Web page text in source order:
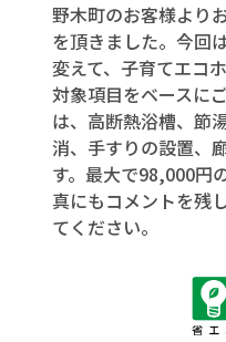
野木町のお客様より
を頂きました。今回
変えて、子育てエコ
対象項目をベースに
は、高断熱浴槽、節
消、手すりの設置、
す。最大で98,000円
真にもコメントを残
てください。